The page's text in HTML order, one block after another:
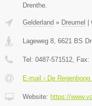
Drenthe.
Gelderland » Dreumel |
Lageweg 8 6621 BS
Tel: 0487-571512 , Fax:
E-mail › De
Website: https://